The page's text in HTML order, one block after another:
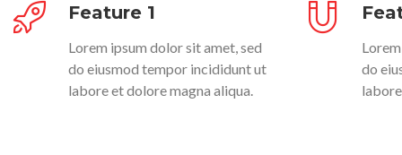
Feature 1
Lorem ipsum dolor sit amet, sed
do eiusmod tempor incididunt ut
labore et dolore magna aliqua.
do